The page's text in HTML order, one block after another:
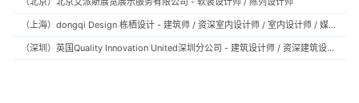
（上海）dongqi Design 栋栖设计 - 建筑师 / 资深室内设计师 / 室内设计师 / 媒体及公共关系主管 / 设计实习生（常年招聘）
（深圳）英国Quality Innovation United深圳分公司 - 建筑设计师 / 资深建筑设计师 / 室内设计师 / 设计实习生